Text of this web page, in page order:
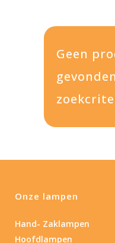
Geen
Onze lampen
Hand- Zaklampen
Hoofdlampen